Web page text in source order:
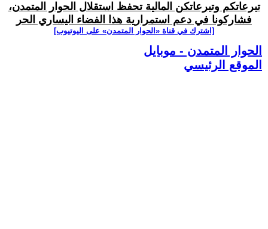
تبرعاتكم وتبرعاتكن المالية تحفظ استقلال الحوار المتمدن،
فشاركونا في دعم استمرارية هذا الفضاء اليساري الحر
[اشترك في قناة ‫«الحوار المتمدن» على اليوتيوب]
الحوار المتمدن - موبايل
الموقع الرئيسي